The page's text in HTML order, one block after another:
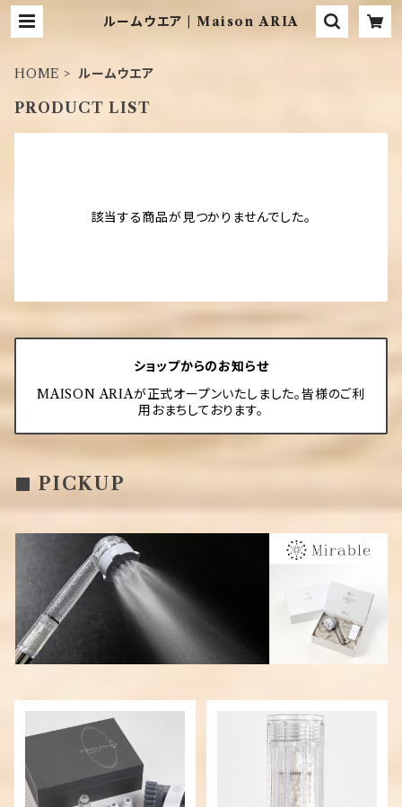
ルームウエア | Maison ARIA
HOME ルームウエア
PRODUCT LIST
該当する商品が見つかりませんでした。
ショップからのお知らせ
MAISON ARIAが正式オープンいたしました。皆様のご利
用おまちしております。
PICKUP